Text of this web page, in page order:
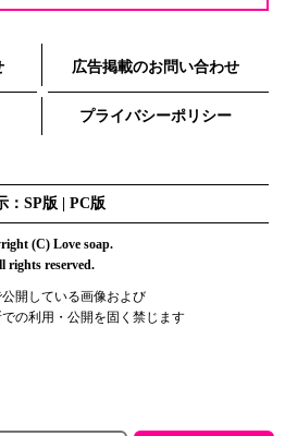
広告掲載のお問い合わせ
プライバシーポリシー
：SP版 | PC版
(C) Love soap.
rights reserved.
開している画像および
の利用・公開を固く禁じます